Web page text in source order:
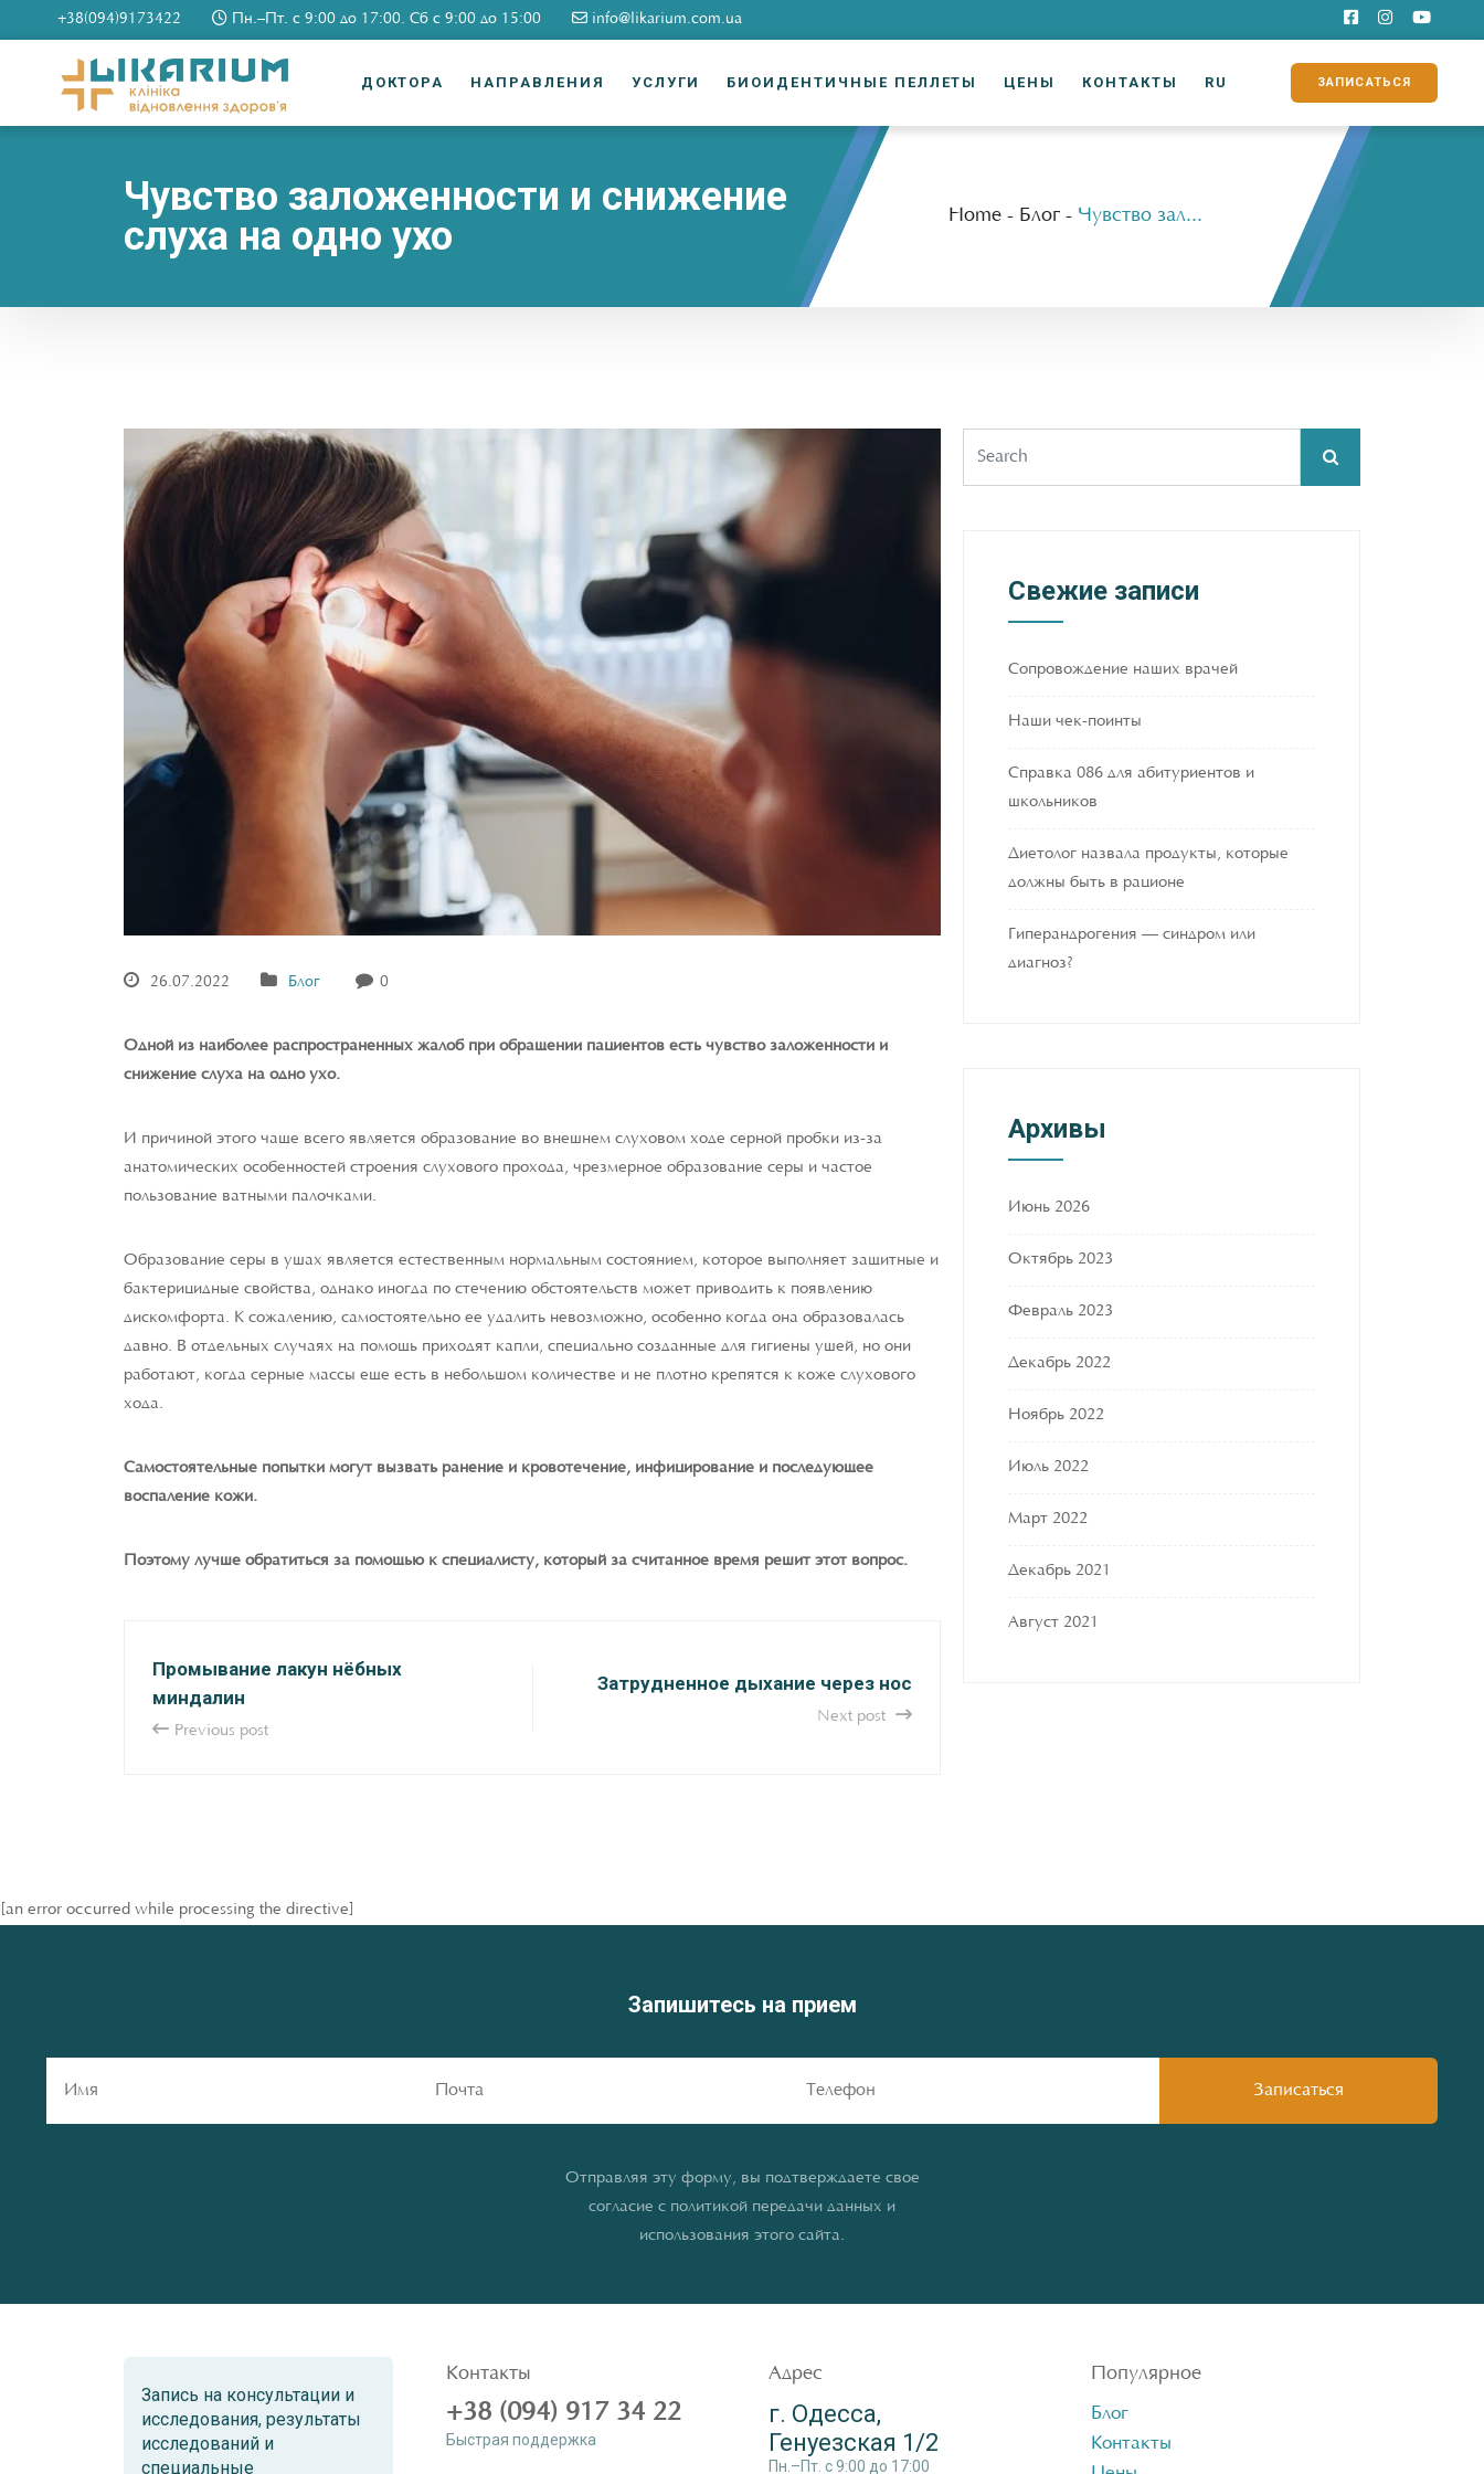
+38(094)9173422 Пн.–Пт. c 9:00 до 17:00. Сб c 9:00 до 15:00 info@likarium.com.ua
ДОКТОРА НАПРАВЛЕНИЯ УСЛУГИ БИОИДЕНТИЧНЫЕ ПЕЛЛЕТЫ ЦЕНЫ КОНТАКТЫ RU ЗАПИСАТЬСЯ
Чувство заложенности и снижение
слуха на одно ухо
Home - Блог - Чувство заложенности и снижение слуха на одно ухо
26.07.2022 Блог 0
Одной из наиболее распространенных жалоб при обращении пациентов есть чувство заложенности и
снижение слуха на одно ухо.
И причиной этого чаще всего является образование во внешнем слуховом ходе серной пробки из-за
анатомических особенностей строения слухового прохода, чрезмерное образование серы и частое
пользование ватными палочками.
Образование серы в ушах является естественным нормальным состоянием, которое выполняет защитные и
бактерицидные свойства, однако иногда по стечению обстоятельств может приводить к появлению
дискомфорта. К сожалению, самостоятельно ее удалить невозможно, особенно когда она образовалась
давно. В отдельных случаях на помощь приходят капли, специально созданные для гигиены ушей, но они
работают, когда серные массы еще есть в небольшом количестве и не плотно крепятся к коже слухового
хода.
Самостоятельные попытки могут вызвать ранение и кровотечение, инфицирование и последующее
воспаление кожи.
Поэтому лучше обратиться за помощью к специалисту, который за считанное время решит этот вопрос.
Промывание лакун нёбных
миндалин
Previous post
Затрудненное дыхание через нос
Next post
Свежие записи
Сопровождение наших врачей
Наши чек-поинты
Справка 086 для абитуриентов и
школьников
Диетолог назвала продукты, которые
должны быть в рационе
Гиперандрогения — синдром или
диагноз?
Архивы
Июнь 2026
Октябрь 2023
Февраль 2023
Декабрь 2022
Ноябрь 2022
Июль 2022
Март 2022
Декабрь 2021
Август 2021
[an error occurred while processing the directive]
Запишитесь на прием
Отправляя эту форму, вы подтверждаете свое
согласие с политикой передачи данных и
использования этого сайта.
Запись на консультации и
исследования, результаты
исследований и
специальные
Контакты
+38 (094) 917 34 22
Быстрая поддержка
Адрес
г. Одесса,
Генуезская 1/2
Пн.–Пт. c 9:00 до 17:00
Популярное
Блог
Контакты